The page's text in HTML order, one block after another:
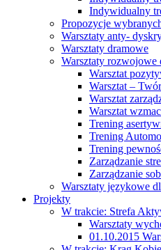
Indywidualny
Propozycje
Warsztaty anty-
Warsztaty dramowe
Warsztaty rozwojowe
Warsztat
Warsztat –
Warsztat
Warsztat
Trening
Trening
Trening
Zarządzanie
Zarządzanie
Warsztaty językowe
Projekty
W trakcie: Strefa
Warsztaty
01.10.2015